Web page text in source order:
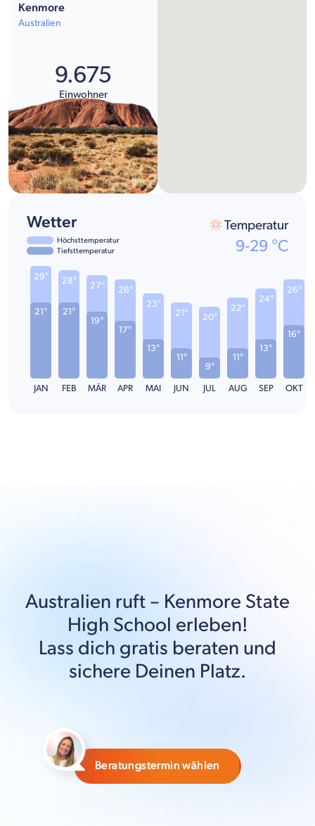
Kenmore
Australien
9.675
Einwohner
Wetter
Höchsttemperatur
Tiefsttemperatur
Temperatur
9-29 °C
21°
29°
JAN
21°
28°
FEB
19°
27°
MÄR
17°
26°
APR
13°
23°
MAI
11°
21°
JUN
9°
20°
JUL
11°
22°
AUG
13°
24°
SEP
16°
26°
OKT
Australien ruft – Kenmore State
High School erleben!
Lass dich gratis beraten und
sichere Deinen Platz.
Beratungstermin wählen